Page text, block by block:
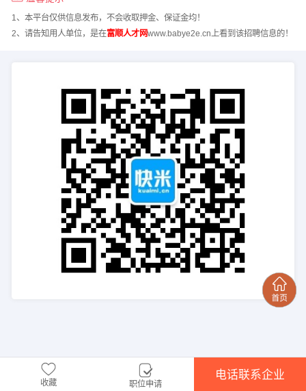
1、本平台仅供信息发布，不会收取押金、保证金均！
2、请告知用人单位，是在富顺人才网www.babye2e.cn上看到该招聘信息的！
收藏 职位申请
电话联系企业